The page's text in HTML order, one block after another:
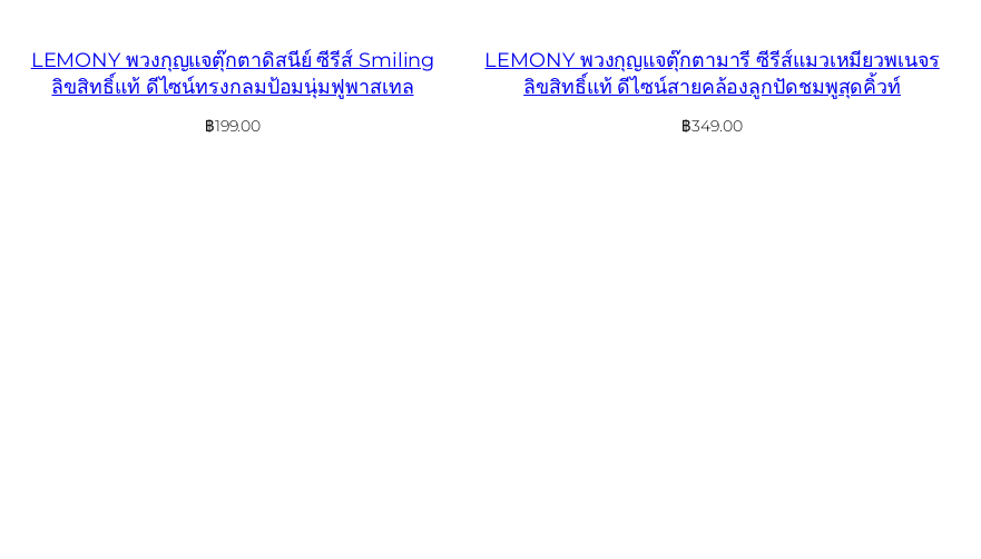
LEMONY พวงกุญแจตุ๊กตาดิสนีย์ ซีรีส์ Smiling
ลิขสิทธิ์แท้ ดีไซน์ทรงกลมป้อมนุ่มฟูพาสเทล
฿199.00
LEMONY พวงกุญแจตุ๊กตามารี ซีรีส์แมวเหมียวพเนจร
ลิขสิทธิ์แท้ ดีไซน์สายคล้องลูกปัดชมพูสุดคิ้วท์
฿349.00